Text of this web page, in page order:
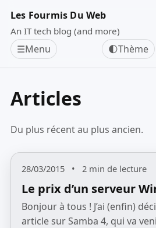
Les Fourmis Du Web
An IT tech blog (and more)
☰Menu 🌓Thème
Articles
Du plus récent au plus ancien.
28/03/2015 • 2 min de lecture
Le prix d’un serveur
Bonjour à tous ! J’ai (enfin)
article sur Samba 4, qui va